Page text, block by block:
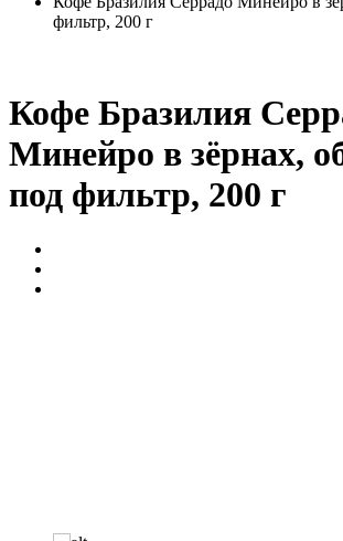
фильтр, 200 г
Кофе Бразилия
Минейро в зёрнах,
под фильтр, 200 г